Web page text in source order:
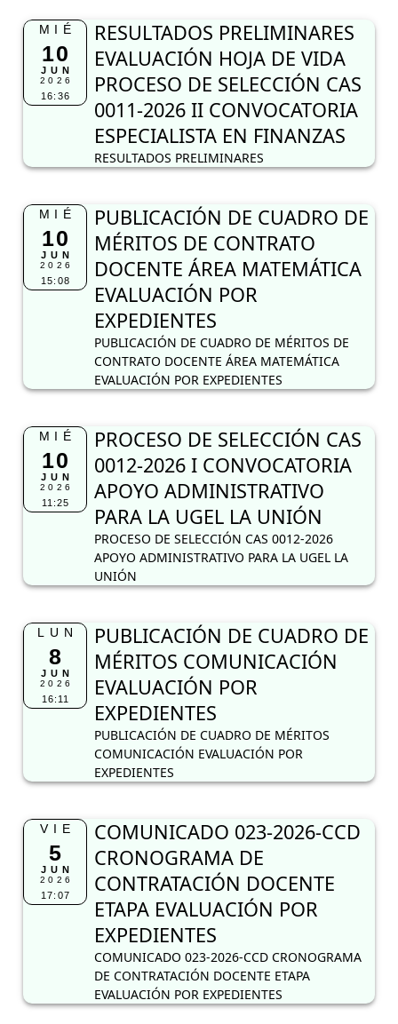
MIÉ
10
JUN
2026
16:36
RESULTADOS PRELIMINARES
EVALUACIÓN HOJA DE VIDA
PROCESO DE SELECCIÓN CAS
0011-2026 II CONVOCATORIA
ESPECIALISTA EN FINANZAS
RESULTADOS PRELIMINARES
MIÉ
10
JUN
2026
15:08
PUBLICACIÓN DE CUADRO DE
MÉRITOS DE CONTRATO
DOCENTE ÁREA MATEMÁTICA
EVALUACIÓN POR
EXPEDIENTES
PUBLICACIÓN DE CUADRO DE MÉRITOS DE
CONTRATO DOCENTE ÁREA MATEMÁTICA
EVALUACIÓN POR EXPEDIENTES
MIÉ
10
JUN
2026
11:25
PROCESO DE SELECCIÓN CAS
0012-2026 I CONVOCATORIA
APOYO ADMINISTRATIVO
PARA LA UGEL LA UNIÓN
PROCESO DE SELECCIÓN CAS 0012-2026
APOYO ADMINISTRATIVO PARA LA UGEL LA
UNIÓN
LUN
8
JUN
2026
16:11
PUBLICACIÓN DE CUADRO DE
MÉRITOS COMUNICACIÓN
EVALUACIÓN POR
EXPEDIENTES
PUBLICACIÓN DE CUADRO DE MÉRITOS
COMUNICACIÓN EVALUACIÓN POR
EXPEDIENTES
VIE
5
JUN
2026
17:07
COMUNICADO 023-2026-CCD
CRONOGRAMA DE
CONTRATACIÓN DOCENTE
ETAPA EVALUACIÓN POR
EXPEDIENTES
COMUNICADO 023-2026-CCD CRONOGRAMA
DE CONTRATACIÓN DOCENTE ETAPA
EVALUACIÓN POR EXPEDIENTES